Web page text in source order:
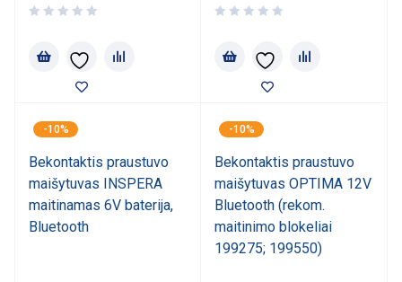
-10%
Bekontaktis praustuvo
maišytuvas INSPERA
maitinamas 6V baterija,
Bluetooth
-10%
Bekontaktis praustuvo
maišytuvas OPTIMA 12V
Bluetooth (rekom.
maitinimo blokeliai
199275; 199550)